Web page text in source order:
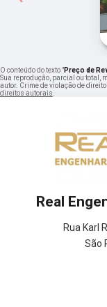
O conteúdo do texto "Preço de
Sua reprodução, parcial ou total,
autor. Crime de violação de
direitos autorais
Real
Rua Karl
São